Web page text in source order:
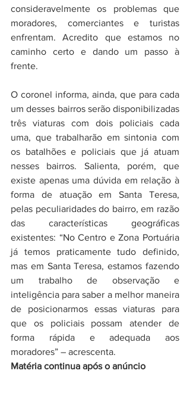
consideravelmente os problemas que
moradores, comerciantes e turistas
enfrentam. Acredito que estamos no
caminho certo e dando um passo à
frente.
O coronel informa, ainda, que para cada
um desses bairros serão disponibilizadas
três viaturas com dois policiais cada
uma, que trabalharão em sintonia com
os batalhões e policiais que já atuam
nesses bairros. Salienta, porém, que
existe apenas uma dúvida em relação à
forma de atuação em Santa Teresa,
pelas peculiaridades do bairro, em razão
das características geográficas
existentes: “No Centro e Zona Portuária
já temos praticamente tudo definido,
mas em Santa Teresa, estamos fazendo
um trabalho de observação e
inteligência para saber a melhor maneira
de posicionarmos essas viaturas para
que os policiais possam atender de
forma rápida e adequada aos
moradores” – acrescenta.
Matéria continua após o anúncio